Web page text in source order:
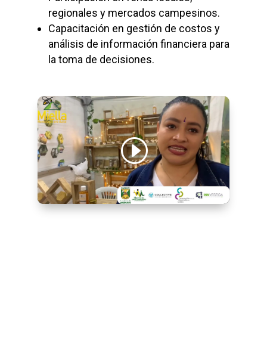
regionales y mercados campesinos.
Capacitación en gestión de costos y
análisis de información financiera para
la toma de decisiones.